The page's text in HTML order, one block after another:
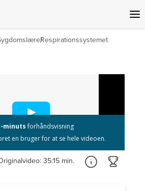
Respirationssystemet
35:15 min.